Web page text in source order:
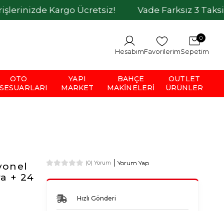
Kargo Ücretsiz! Vade Farksız 3 Taksit İmkanı
HesabımFavorilerim
0
Sepetim
OTO
YAPI
MARKET
BAHÇE
MAKINELERI
OUTLET
ÜRÜNLER
+ 24
(0) Yorum Yorum Yap
Hızlı Gönderi